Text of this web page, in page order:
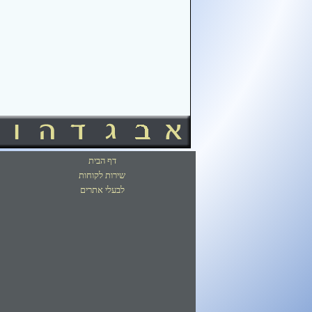
דף הבית
שירות לקוחות
לבעלי אתרים